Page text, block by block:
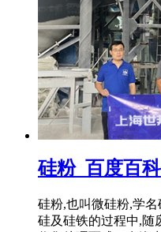
硅粉_百度百科
硅粉,也叫微硅粉,学
硅及硅铁的过程中,随